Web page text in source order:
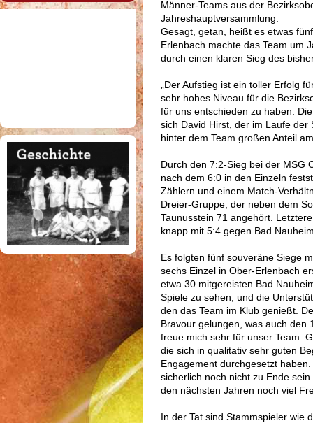
Männer-Teams aus der
Jahreshauptversammlung.
Gesagt, getan, heißt es etwas
Erlenbach machte das Team um
durch einen klaren Sieg des
„Der Aufstieg ist ein toller Erfolg
sehr hohes Niveau für die
für uns entschieden zu haben.
sich David Hirst, der im Laufe der
hinter dem Team großen Anteil
Durch den 7:2-Sieg bei der MSG
nach dem 6:0 in den Einzeln
Zählern und einem Match-
Dreier-Gruppe, der neben dem
Taunusstein 71 angehört.
knapp mit 5:4 gegen Bad
Es folgten fünf souveräne Siege
sechs Einzel in Ober-Erlenbach
etwa 30 mitgereisten Bad
Spiele zu sehen, und die
den das Team im Klub genießt.
Bravour gelungen, was auch den
freue mich sehr für unser Team.
die sich in qualitativ sehr guten
Engagement durchgesetzt
sicherlich noch nicht zu Ende
den nächsten Jahren noch viel
In der Tat sind Stammspieler wie